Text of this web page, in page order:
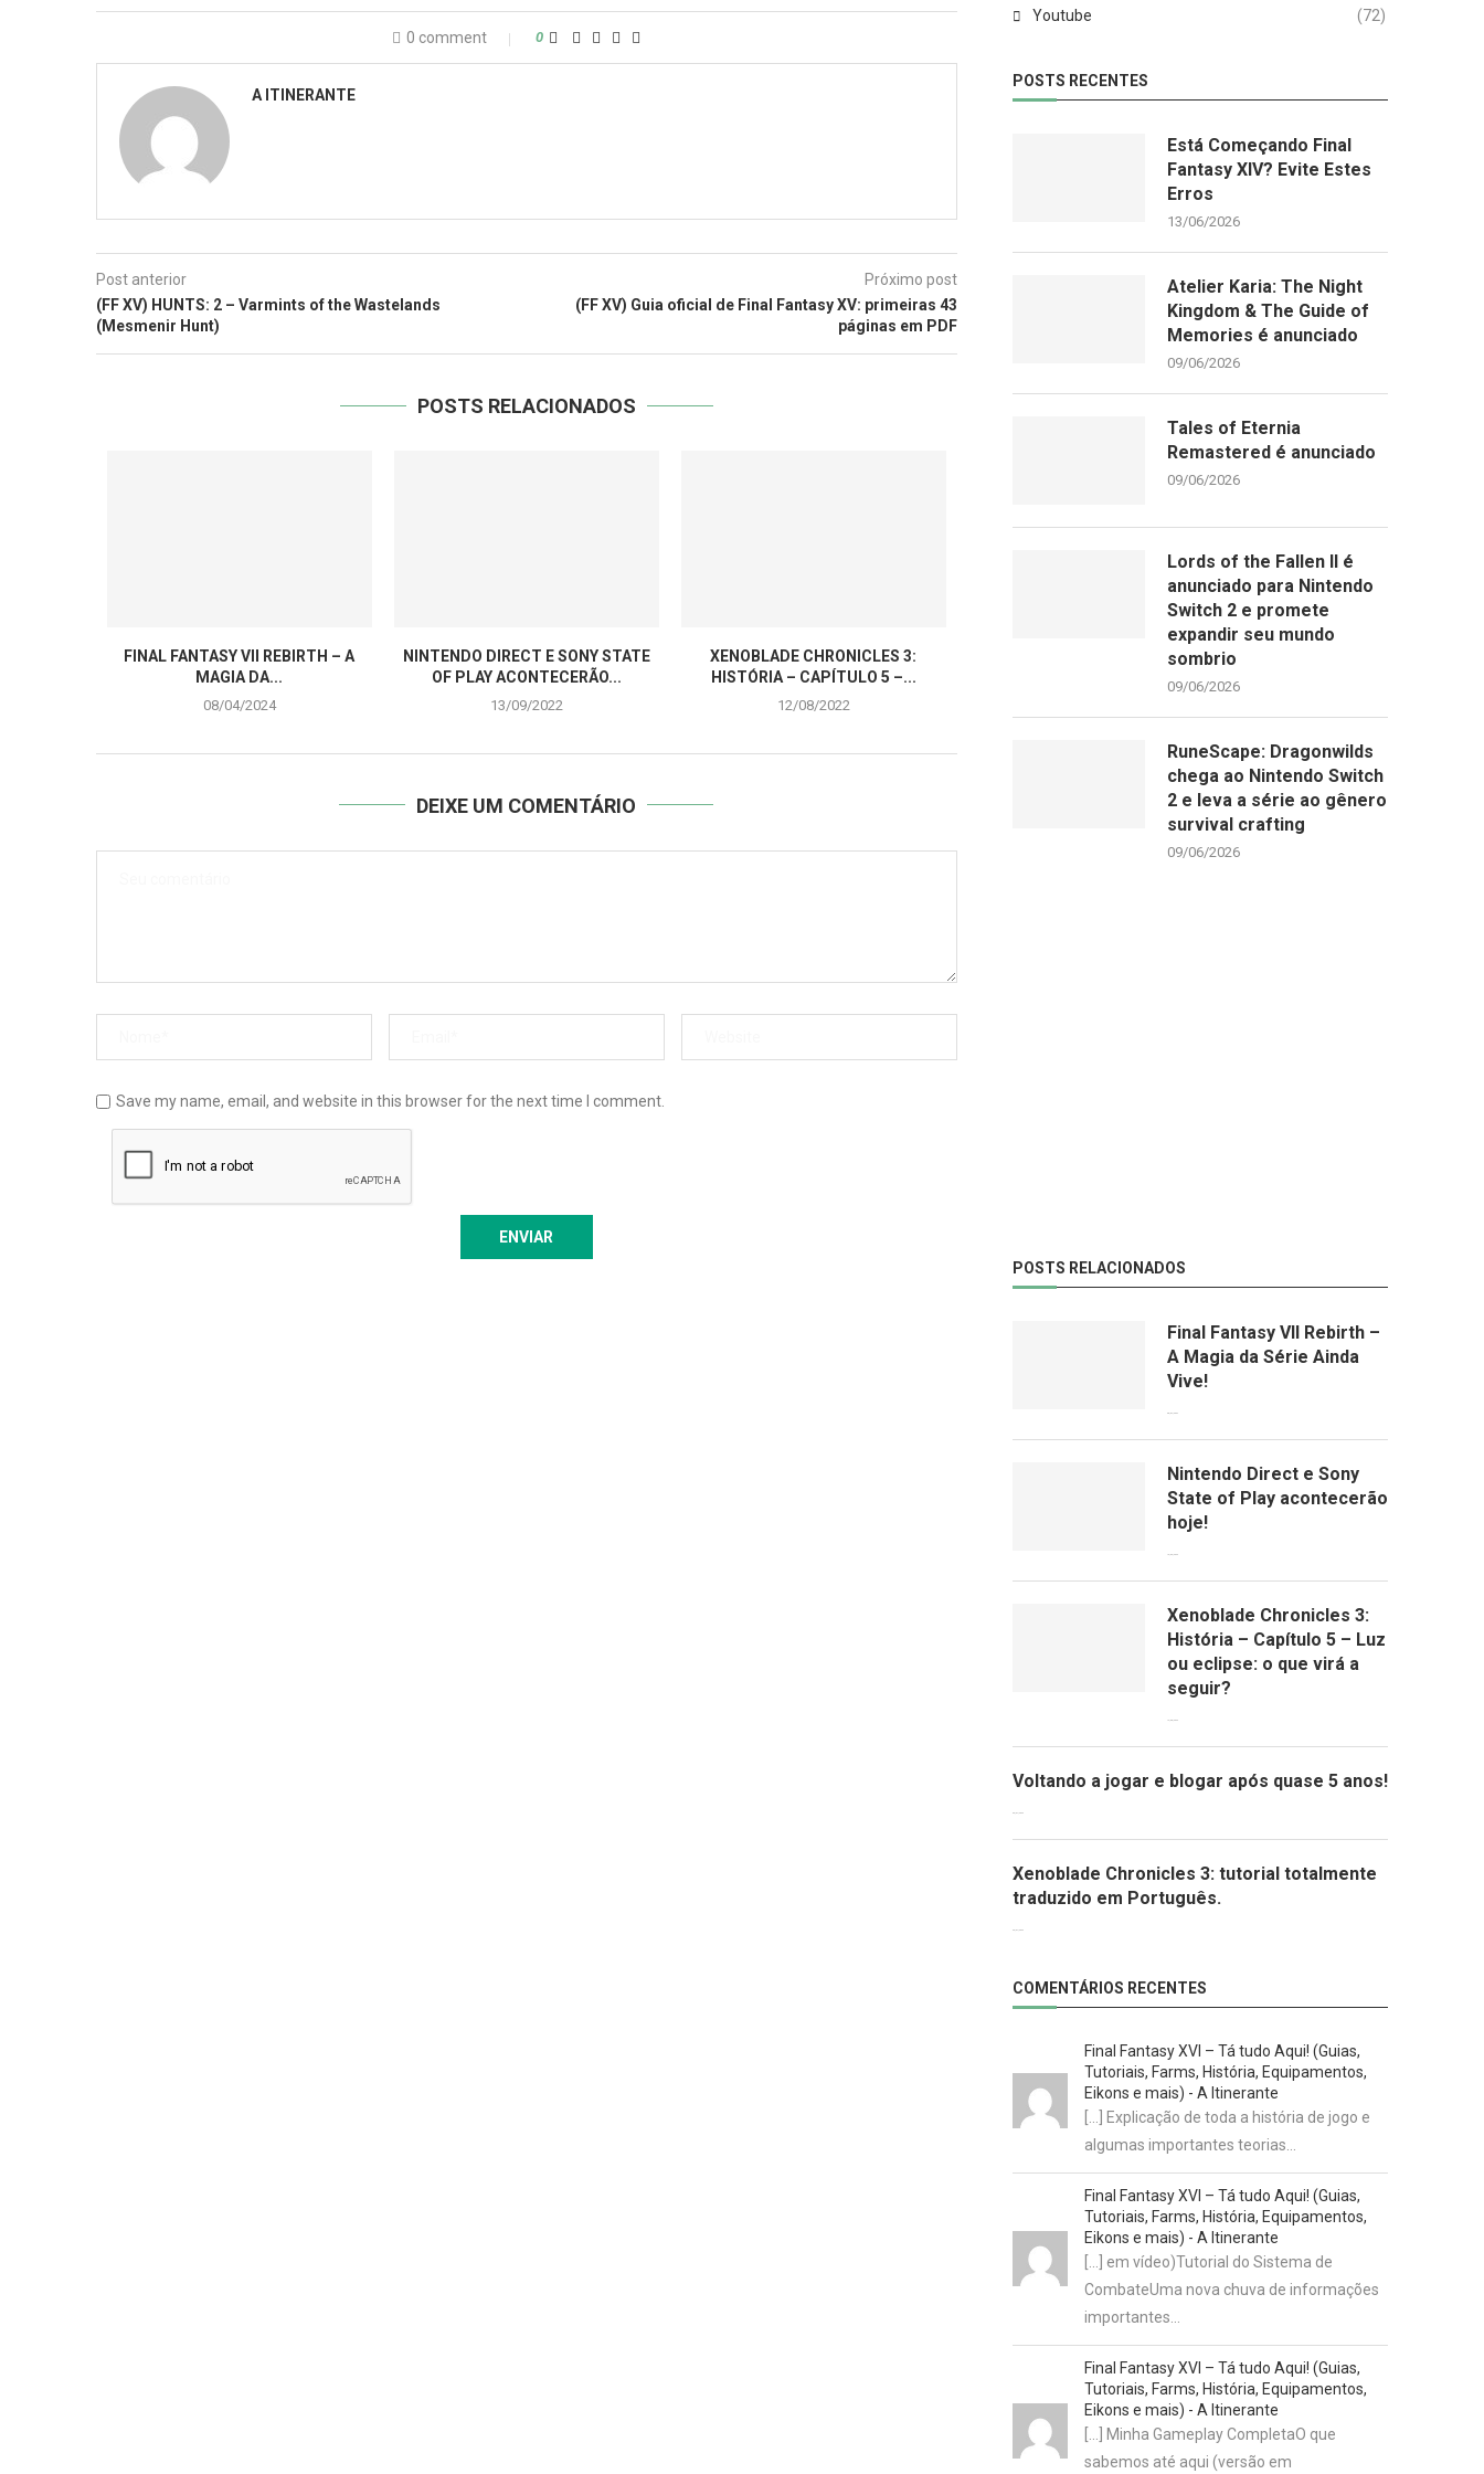
0 comment 0
A ITINERANTE
Post anterior
(FF XV) HUNTS: 2 – Varmints of the Wastelands
(Mesmenir Hunt)
Próximo post
(FF XV) Guia oficial de Final Fantasy XV: primeiras 43
páginas em PDF
POSTS RELACIONADOS
FINAL FANTASY VII REBIRTH – A
MAGIA DA...
08/04/2024
NINTENDO DIRECT E SONY STATE
OF PLAY ACONTECERÃO...
13/09/2022
XENOBLADE CHRONICLES 3:
HISTÓRIA – CAPÍTULO 5 –...
12/08/2022
DEIXE UM COMENTÁRIO
Save my name, email, and website in this browser for the next time I comment.
Youtube (72)
POSTS RECENTES
Está Começando Final
Fantasy XIV? Evite Estes
Erros
13/06/2026
Atelier Karia: The Night
Kingdom & The Guide of
Memories é anunciado
09/06/2026
Tales of Eternia
Remastered é anunciado
09/06/2026
Lords of the Fallen II é
anunciado para Nintendo
Switch 2 e promete
expandir seu mundo
sombrio
09/06/2026
RuneScape: Dragonwilds
chega ao Nintendo Switch
2 e leva a série ao gênero
survival crafting
09/06/2026
POSTS RELACIONADOS
Final Fantasy VII Rebirth –
A Magia da Série Ainda
Vive!
Nintendo Direct e Sony
State of Play acontecerão
hoje!
Xenoblade Chronicles 3:
História – Capítulo 5 – Luz
ou eclipse: o que virá a
seguir?
Voltando a jogar e blogar após quase 5 anos!
Xenoblade Chronicles 3: tutorial totalmente
traduzido em Português.
COMENTÁRIOS RECENTES
Final Fantasy XVI – Tá tudo Aqui! (Guias,
Tutoriais, Farms, História, Equipamentos,
Eikons e mais) - A Itinerante
[…] Explicação de toda a história de jogo e
algumas importantes teorias…
Final Fantasy XVI – Tá tudo Aqui! (Guias,
Tutoriais, Farms, História, Equipamentos,
Eikons e mais) - A Itinerante
[…] em vídeo)Tutorial do Sistema de
CombateUma nova chuva de informações
importantes…
Final Fantasy XVI – Tá tudo Aqui! (Guias,
Tutoriais, Farms, História, Equipamentos,
Eikons e mais) - A Itinerante
[…] Minha Gameplay CompletaO que
sabemos até aqui (versão em